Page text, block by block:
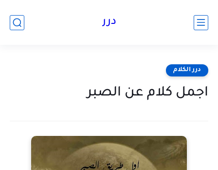
درر
درر الكلام
اجمل كلام عن الصبر